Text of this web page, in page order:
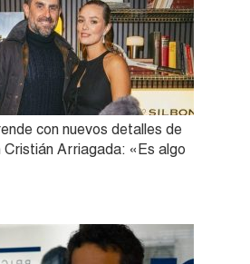
con nuevos detalles de
Cristián Arriagada: «Es algo